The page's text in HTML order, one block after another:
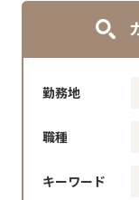
勤務地
職種
キーワード